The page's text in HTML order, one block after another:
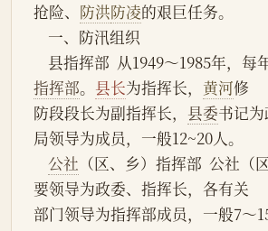
抢险、 防洪防凌的艰巨任务。
    一、防汛组织
县指挥部  从1949～1985年，
指挥部。 县长为指挥长， 黄河修
防段段长为副指挥长， 县委书记
局领导为成员，一般12~20人。
公社 （区、乡）指挥部  公社（
要领导为政委、指挥长，各有关
部门领导为指挥部成员，一般7～